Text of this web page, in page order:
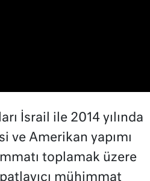
İsrail ile 2014 yılında
ve Amerikan yapımı
toplamak üzere
mühimmat